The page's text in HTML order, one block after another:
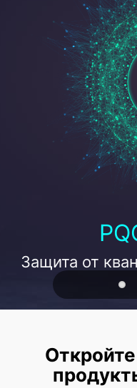
Защита от